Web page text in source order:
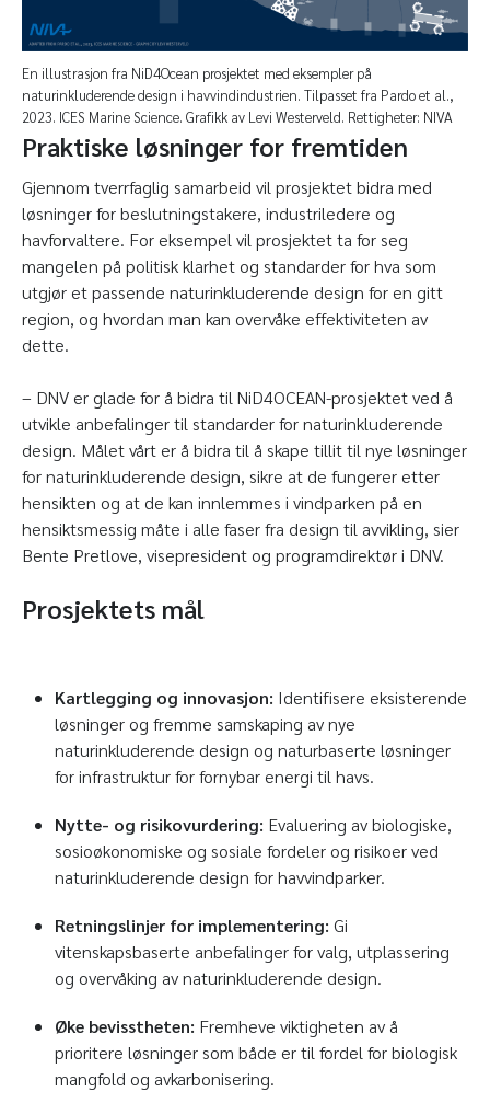
En illustrasjon fra NiD4Ocean prosjektet med eksempler på
naturinkluderende design i havvindindustrien. Tilpasset fra Pardo et al.,
2023. ICES Marine Science. Grafikk av Levi Westerveld. Rettigheter: NIVA
Praktiske løsninger for fremtiden
Gjennom tverrfaglig samarbeid vil prosjektet bidra med
løsninger for beslutningstakere, industriledere og
havforvaltere. For eksempel vil prosjektet ta for seg
mangelen på politisk klarhet og standarder for hva som
utgjør et passende naturinkluderende design for en gitt
region, og hvordan man kan overvåke effektiviteten av
dette.
– DNV er glade for å bidra til NiD4OCEAN-prosjektet ved å
utvikle anbefalinger til standarder for naturinkluderende
design. Målet vårt er å bidra til å skape tillit til nye løsninger
for naturinkluderende design, sikre at de fungerer etter
hensikten og at de kan innlemmes i vindparken på en
hensiktsmessig måte i alle faser fra design til avvikling, sier
Bente Pretlove, visepresident og programdirektør i DNV.
Prosjektets mål
Kartlegging og innovasjon: Identifisere eksisterende
løsninger og fremme samskaping av nye
naturinkluderende design og naturbaserte løsninger
for infrastruktur for fornybar energi til havs.
Nytte- og risikovurdering: Evaluering av biologiske,
sosioøkonomiske og sosiale fordeler og risikoer ved
naturinkluderende design for havvindparker.
Retningslinjer for implementering: Gi
vitenskapsbaserte anbefalinger for valg, utplassering
og overvåking av naturinkluderende design.
Øke bevisstheten: Fremheve viktigheten av å
prioritere løsninger som både er til fordel for biologisk
mangfold og avkarbonisering.